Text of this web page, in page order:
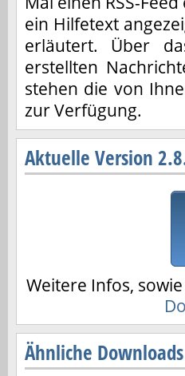
ein Hilfetext
erläutert. Über
erstellten
stehen die von
zur Verfügung.
Aktuelle Version
Weitere Infos,
Ähnliche